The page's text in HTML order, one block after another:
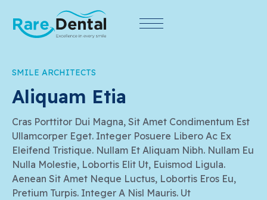
SMILE ARCHITECTS
Aliquam Etia
Cras Porttitor Dui Magna, Sit Amet Condimentum Est
Ullamcorper Eget. Integer Posuere Libero Ac Ex
Eleifend Tristique. Nullam Et Aliquam Nibh. Nullam Eu
Nulla Molestie, Lobortis Elit Ut, Euismod Ligula.
Aenean Sit Amet Neque Luctus, Lobortis Eros Eu,
Pretium Turpis. Integer A Nisl Mauris. Ut